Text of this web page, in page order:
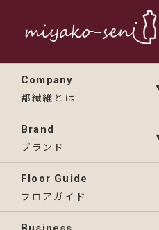
Company
都繊維とは
Brand
ブランド
Floor Guide
フロアガイド